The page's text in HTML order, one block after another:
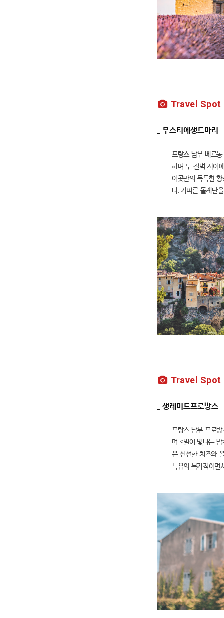
Travel Spot
_ 무스티에생트마리
프랑스 남부 베르
하며 두 절벽 사이
이곳만의 독특한
다. 가파른 돌계단
Travel Spot
_ 생레미드프로방스
프랑스 남부 프로
며 <별이 빛나는
은 신선한 치즈와
특유의 목가적이면